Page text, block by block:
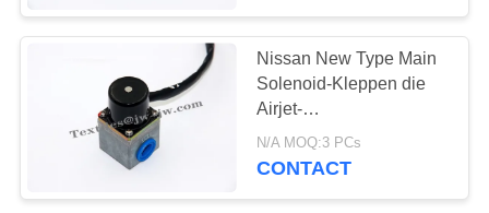
FABRIEKSREIS
KWALITEITSCONTROLE
CONTACTEER
ONS
61
Nissan New Type Main
Solenoid-Kleppen die
Airjet-
Weefgetouwvervangstukken
weven
N/A MOQ:3 PCs
CONTACT